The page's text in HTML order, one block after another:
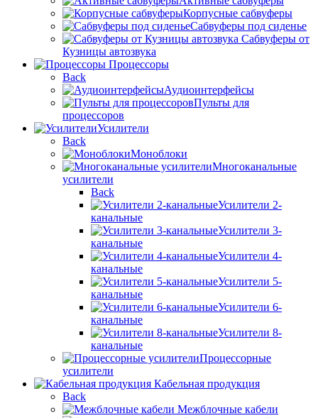
Корпусные сабвуферы
Сабвуферы под сиденье
Сабвуферы от
Кузницы автозвука
Процессоры
Back
Аудиоинтерфейсы
Пульты для
процессоров
Усилители
Back
Моноблоки
Многоканальные
усилители
Back
Усилители 2-
канальные
Усилители 3-
канальные
Усилители 4-
канальные
Усилители 5-
канальные
Усилители 6-
канальные
Усилители 8-
канальные
Процессорные
усилители
Кабельная продукция
Back
Межблочные кабели